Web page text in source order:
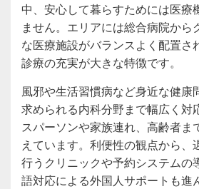
中、安心して暮らすためには医療
ません。エリアには総合病院から
な医療施設がバランスよく配置さ
診療の充実が大きな特徴です。
風邪や生活習慣病など身近な健康
求められる内科分野まで幅広く対
スパーソンや家族連れ、高齢者ま
えています。利便性の観点から、
行うクリニックや予約システムの
語対応による外国人サポートも進